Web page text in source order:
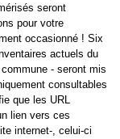
seront
pour votre
occasionné ! Six
actuels du
- seront mis
consultables
que les URL
lien vers ces
internet-, celui-ci